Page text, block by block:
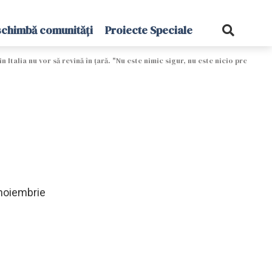
comunități Proiecte Speciale
Italia nu vor să revină în ţară. "Nu este nimic sigur, nu este nicio